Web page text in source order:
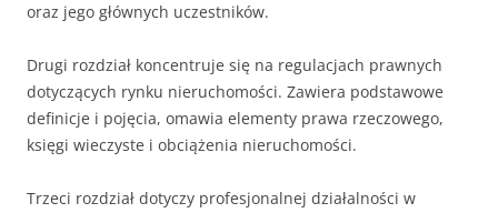
oraz jego głównych uczestników.
Drugi rozdział koncentruje się na regulacjach prawnych
dotyczących rynku nieruchomości. Zawiera podstawowe
definicje i pojęcia, omawia elementy prawa rzeczowego,
księgi wieczyste i obciążenia nieruchomości.
Trzeci rozdział dotyczy profesjonalnej działalności w